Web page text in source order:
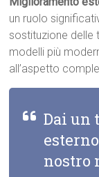
un ruolo
sostituzione delle
modelli più
all’aspetto
Dai un
nostro